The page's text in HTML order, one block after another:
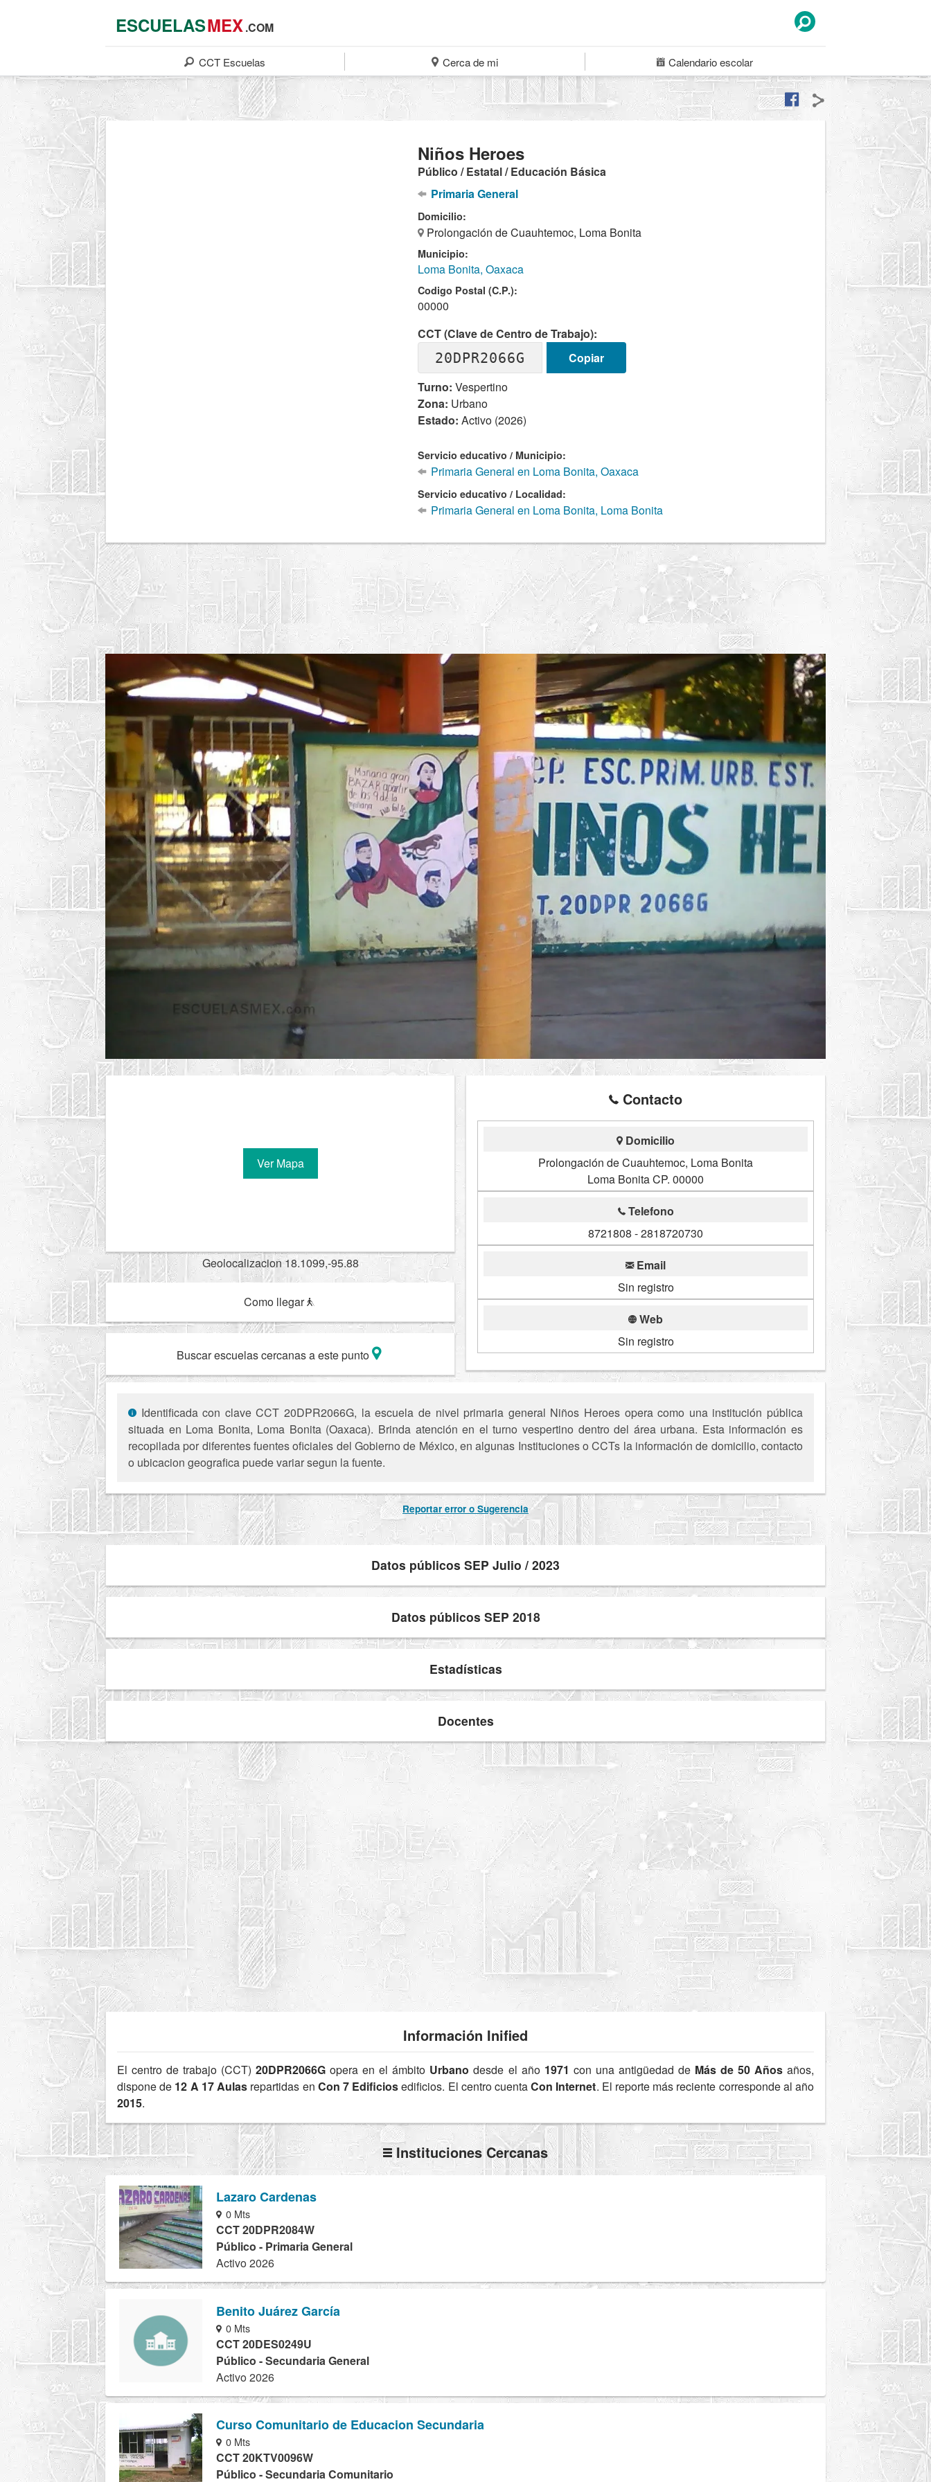
ESCUELASMEX.COM
CCT Escuelas Cerca de mi Calendarioescolar
Niños Heroes
Público / Estatal / Educación Básica
Primaria General
Domicilio:
Prolongación de Cuauhtemoc, Loma Bonita
Municipio:
Loma Bonita, Oaxaca
Codigo Postal (C.P.):
00000
CCT (Clave de Centro de Trabajo):
20DPR2066G
Copiar
Turno: Vespertino
Zona: Urbano
Estado: Activo (2026)
Servicio educativo / Municipio:
Primaria General en Loma Bonita, Oaxaca
Servicio educativo / Localidad:
Primaria General en Loma Bonita, Loma Bonita
Ver Mapa
Geolocalizacion 18.1099,-95.88
Como llegar
Buscar escuelas cercanas a este punto
Contacto
Domicilio
Prolongación de Cuauhtemoc, Loma Bonita
Loma Bonita CP. 00000
Telefono
8721808 - 2818720730
Email
Sin registro
Web
Sin registro
Identificada con clave CCT 20DPR2066G, la escuela de nivel primaria general Niños Heroes opera como una institución pública
situada en Loma Bonita, Loma Bonita (Oaxaca). Brinda atención en el turno vespertino dentro del área urbana. Esta información es
recopilada por diferentes fuentes oficiales del Gobierno de México, en algunas Instituciones o CCTs la información de domicilio, contacto
o ubicacion geografica puede variar segun la fuente.
Reportar error o Sugerencia
Datos públicos SEP Julio / 2023
Datos públicos SEP 2018
Estadísticas
Docentes
Información Inified
El centro de trabajo (CCT)20DPR2066G opera en el ámbito Urbano desde el año 1971 con una antigüedad de Más de 50 Añosaños,
dispone de 12 A 17 Aulas repartidas en Con 7 Edificiosedificios. El centro cuentaCon Internet. El reporte más reciente corresponde al año
2015.
Instituciones Cercanas
Lazaro Cardenas
0 Mts
CCT 20DPR2084W
Público - Primaria General
Activo 2026
Benito Juárez García
0 Mts
CCT 20DES0249U
Público - Secundaria General
Activo 2026
Curso Comunitario de Educacion Secundaria
0 Mts
CCT 20KTV0096W
Público - Secundaria Comunitario